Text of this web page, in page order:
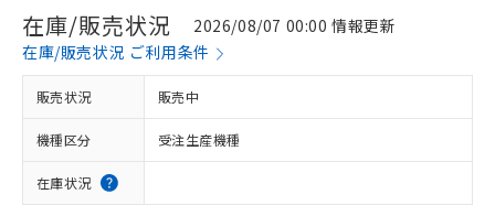
在庫/販売状況
2026/08/07 00:00 情報更新
在庫/販売状況 ご利用条件
販売状況 販売中
機種区分 受注生産機種
在庫状況